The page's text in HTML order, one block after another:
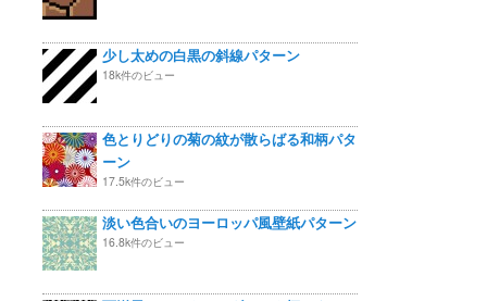
少し太めの白黒の斜線パターン
18k件のビュー
色とりどりの菊の紋が散らばる和柄パタ
ーン
17.5k件のビュー
淡い色合いのヨーロッパ風壁紙パターン
16.8k件のビュー